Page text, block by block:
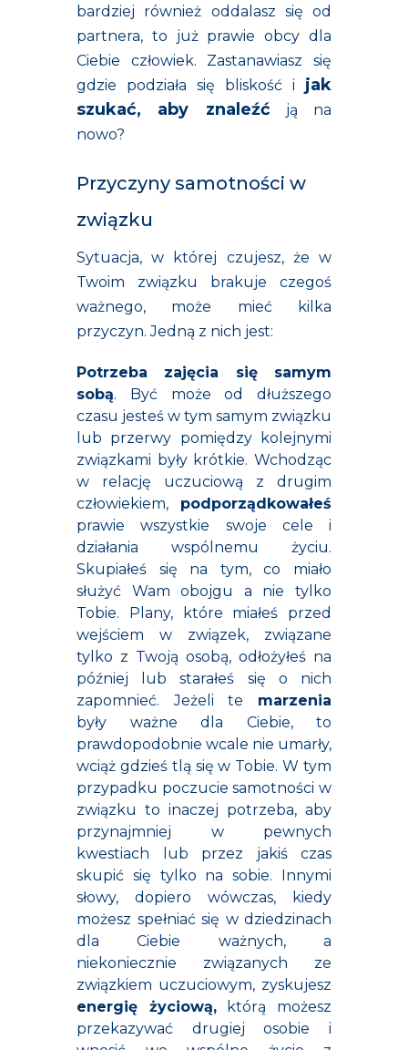
bardziej również oddalasz się od
partnera, to już prawie obcy dla
Ciebie człowiek. Zastanawiasz się
gdzie podziała się bliskość i jak
szukać, aby znaleźćją na
nowo?
Przyczyny samotności w
związku
Sytuacja, w której czujesz, że w
Twoim związku brakuje czegoś
ważnego, może mieć kilka
przyczyn. Jedną z nich jest:
Potrzeba zajęcia się samym
sobą. Być może od dłuższego
czasu jesteś w tym samym związku
lub przerwy pomiędzy kolejnymi
związkami były krótkie. Wchodząc
w relację uczuciową z drugim
człowiekiem, podporządkowałeś
prawie wszystkie swoje cele i
działania wspólnemu życiu.
Skupiałeś się na tym, co miało
służyć Wam obojgu a nie tylko
Tobie. Plany, które miałeś przed
wejściem w związek, związane
tylko z Twoją osobą, odłożyłeś na
później lub starałeś się o nich
zapomnieć. Jeżeli te marzenia
były ważne dla Ciebie, to
prawdopodobnie wcale nie umarły,
wciąż gdzieś tlą się w Tobie. W tym
przypadku poczucie samotności w
związku to inaczej potrzeba, aby
przynajmniej w pewnych
kwestiach lub przez jakiś czas
skupić się tylko na sobie. Innymi
słowy, dopiero wówczas, kiedy
możesz spełniać się w dziedzinach
dla Ciebie ważnych, a
niekoniecznie związanych ze
związkiem uczuciowym, zyskujesz
energię życiową,którą możesz
przekazywać drugiej osobie i